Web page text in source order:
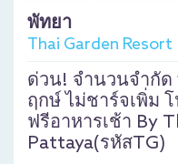
พัทยา
Thai Garden Resort
ด่วน! จำนวนจำกั
ฤกษ์ ไม่ชาร์จเพิ่ม
ฟรีอาหารเช้า By
Pattaya(รหัสTG)